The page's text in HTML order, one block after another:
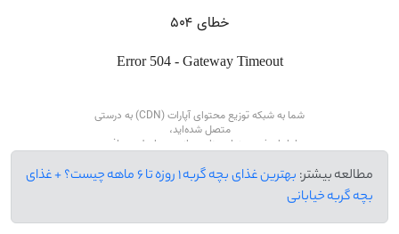
مطالعه بیشتر:
بهترین غذای بچه گربه 1 روزه تا 6 ماهه چیست؟ + غذای
بچه گربه خیابانی